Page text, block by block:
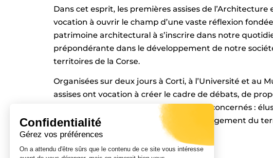
Confidentialité
Gérez vos préférences
On a attendu d'être sûrs que le contenu de ce site vous intéresse
Dans cet esprit, les premières assises de
vocation à ouvrir le champ d’une vaste réflexion
patrimoine architectural à s’inscrire dans notre
prépondérante dans le développement de notre
territoires de la Corse.
Organisées sur deux jours à Corti, à l’Université et au
assises ont vocation à créer le cadre de débats, de
commune avec l’ensemble des acteurs concernés :
architectes et professionnels de l’aménagement du
et plus largement avec le grand public.
– Le 6 mai à l’Université de Corse